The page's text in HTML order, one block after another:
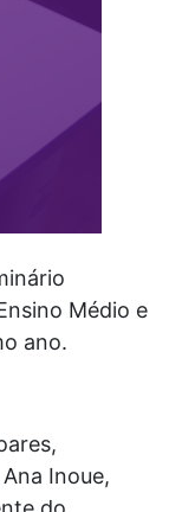
Médio e
ano.
Inoue,